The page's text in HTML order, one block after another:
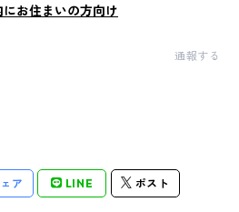
にお住まいの方向け
通報する
ア LINE ポスト